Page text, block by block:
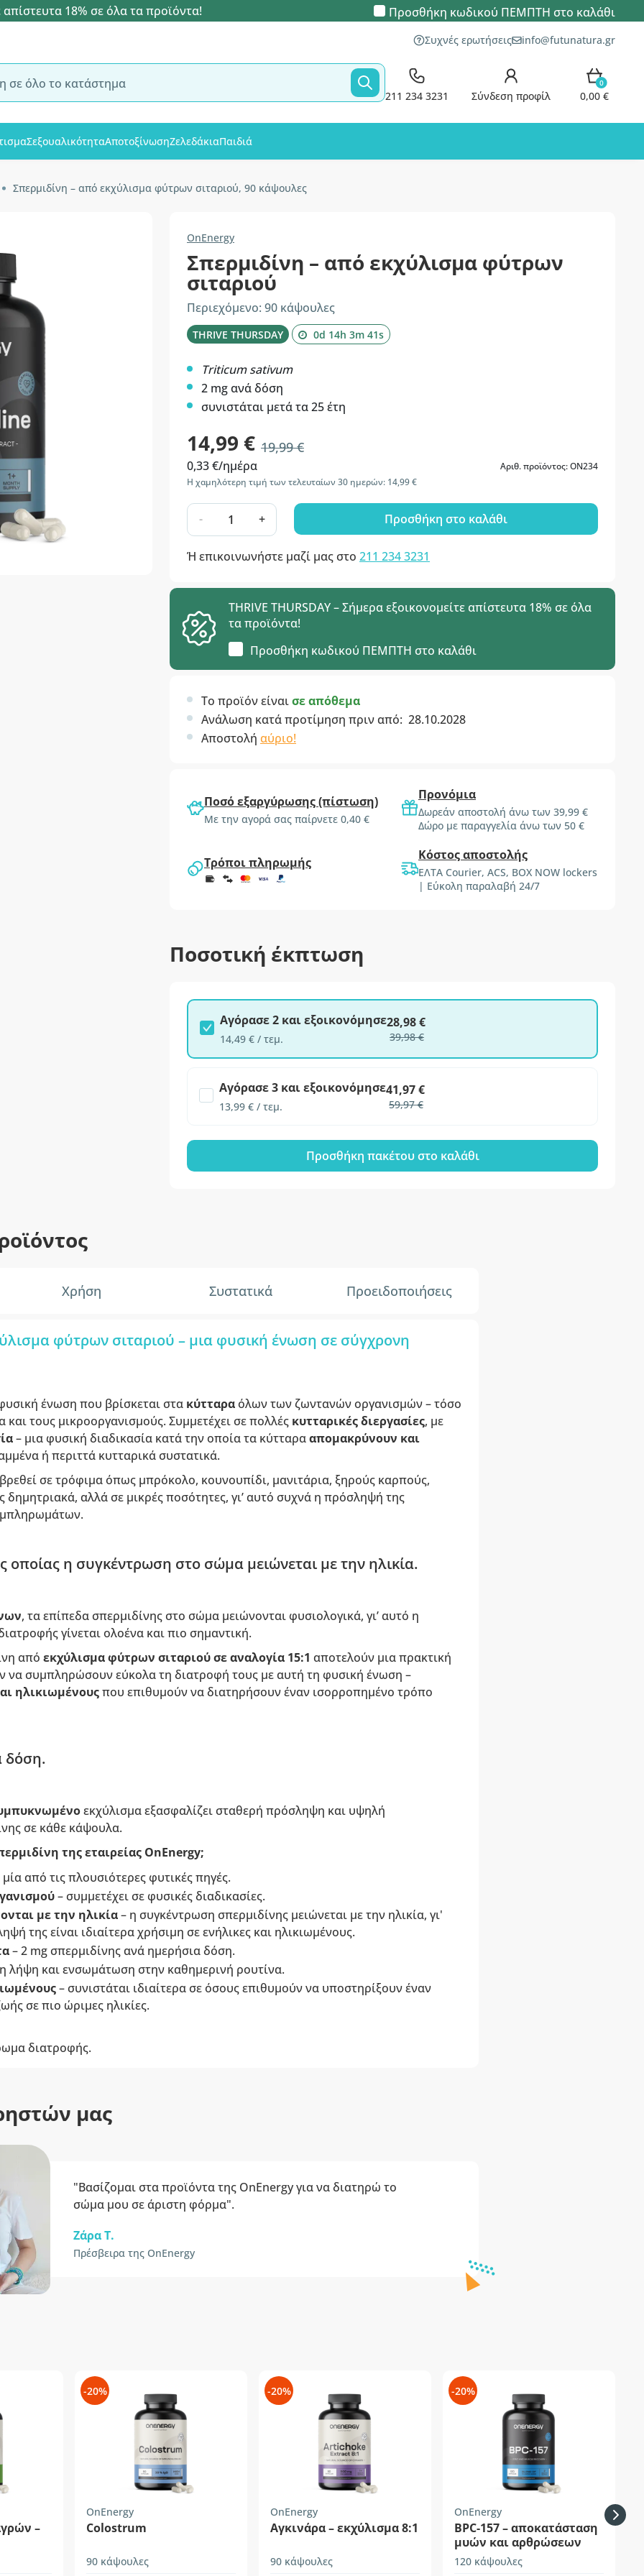
απίστευτα 18% σε όλα τα προϊόντα! Προσθήκη κωδικού ΠΕΜΠΤΗ στο καλάθι
Συχνές ερωτήσεις info@futunatura.gr
211 234 3231 Σύνδεση προφίλ
0
0,00 €
ΣεξουαλικότηταΑποτοξίνωσηΖελεδάκιαΠαιδιά
Σπερμιδίνη – από εκχύλισμα φύτρων σιταριού, 90 κάψουλες
OnEnergy
Σπερμιδίνη – από εκχύλισμα φύτρων
σιταριού
Περιεχόμενο: 90 κάψουλες
THRIVE THURSDAY 0d 14h 3m 40s
Triticum sativum
2 mg ανά δόση
συνιστάται μετά τα 25 έτη
14,99 € 19,99 €
0,33 €/ημέρα
Αριθ. προϊόντος: ON234
Η χαμηλότερη τιμή των τελευταίων 30 ημερών: 14,99 €
- + Προσθήκη στο καλάθι
Ή επικοινωνήστε μαζί μας στο 211 234 3231
THRIVE THURSDAY – Σήμερα εξοικονομείτε απίστευτα 18% σε όλα
τα προϊόντα!
Προσθήκη κωδικού ΠΕΜΠΤΗ στο καλάθι
Το προϊόν είναισε απόθεμα
Ανάλωση κατά προτίμηση πριν από: 28.10.2028
Αποστολή αύριο!
Ποσό εξαργύρωσης (πίστωση)
Με την αγορά σας παίρνετε 0,40 €
Προνόμια
Δωρεάν αποστολή άνω των 39,99 €
Δώρο με παραγγελία άνω των 50 €
Τρόποι πληρωμής Κόστος αποστολής
ΕΛΤΑ Courier, ACS, BOX NOW lockers
| Εύκολη παραλαβή 24/7
Ποσοτική έκπτωση
Αγόρασε 2 και εξοικονόμησε
14,49 € / τεμ.
28,98 €
39,98 €
Αγόρασε 3 και εξοικονόμησε
13,99 € / τεμ.
41,97 €
59,97 €
Προσθήκη πακέτου στο καλάθι
Χρήση Συστατικά Προειδοποιήσεις
φύτρων σιταριού – μια φυσική ένωση σε σύγχρονη
ένωση που βρίσκεται στα κύτταραόλων των ζωντανών οργανισμών – τόσο
τους μικροοργανισμούς. Συμμετέχει σε πολλές κυτταρικές διεργασίες, με
– μια φυσική διαδικασία κατά την οποία τα κύτταρααπομακρύνουν και
ή περιττά κυτταρικά συστατικά.
σε τρόφιμα όπως μπρόκολο, κουνουπίδι, μανιτάρια, ξηρούς καρπούς,
δημητριακά, αλλά σε μικρές ποσότητες, γι’ αυτό συχνά η πρόσληψή της
οποίας η συγκέντρωση στο σώμα μειώνεται με την ηλικία.
, τα επίπεδα σπερμιδίνης στο σώμα μειώνονται φυσιολογικά, γι’ αυτό η
γίνεται ολοένα και πιο σημαντική.
από εκχύλισμα φύτρων σιταριού σε αναλογία 15:1 αποτελούν μια πρακτική
να συμπληρώσουν εύκολα τη διατροφή τους με αυτή τη φυσική ένωση –
ηλικιωμένουςπου επιθυμούν να διατηρήσουν έναν ισορροπημένο τρόπο
δόση.
εκχύλισμα εξασφαλίζει σταθερή πρόσληψη και υψηλή
σε κάθε κάψουλα.
της εταιρείας OnEnergy;
μία από τις πλουσιότερες φυτικές πηγές.
– συμμετέχει σε φυσικές διαδικασίες.
με την ηλικία– η συγκέντρωση σπερμιδίνης μειώνεται με την ηλικία, γι'
της είναι ιδιαίτερα χρήσιμη σε ενήλικες και ηλικιωμένους.
– 2 mg σπερμιδίνης ανά ημερήσια δόση.
λήψη και ενσωμάτωση στην καθημερινή ρουτίνα.
– συνιστάται ιδιαίτερα σε όσους επιθυμούν να υποστηρίξουν έναν
σε πιο ώριμες ηλικίες.
διατροφής.
μας
"Βασίζομαι στα προϊόντα της OnEnergy για να διατηρώ το
σώμα μου σε άριστη φόρμα".
Ζάρα Τ.
Πρέσβειρα της OnEnergy
–
-20%
OnEnergy
Colostrum
90 κάψουλες
-20%
OnEnergy
Αγκινάρα – εκχύλισμα 8:1
90 κάψουλες
-20%
OnEnergy
BPC-157 – αποκατάσταση
μυών και αρθρώσεων
120 κάψουλες